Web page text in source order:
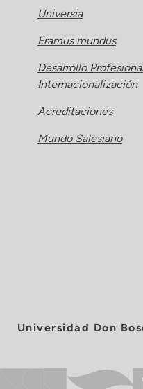
Boletín de noticias
Universia
Eramus mundus
Desarrollo
Internacionalización
Acreditaciones
Mundo Salesiano
Universidad Don